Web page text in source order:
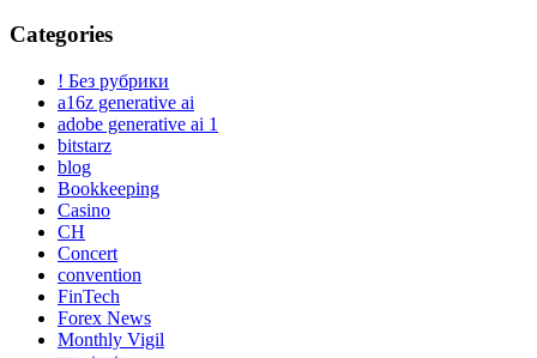
Categories
! Без рубрики
a16z generative ai
adobe generative ai 1
bitstarz
blog
Bookkeeping
Casino
CH
Concert
convention
FinTech
Forex News
Monthly Vigil